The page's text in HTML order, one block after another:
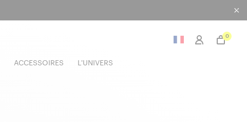
0
ACCESSOIRES L'UNIVERS